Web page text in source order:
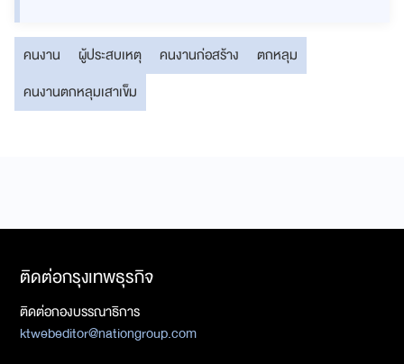
คนงาน ผู้ประสบเหตุ คนงานก่อสร้าง
ตกหลุม
คนงานตกหลุมเสาเข็ม
ติดต่อกรุงเทพธุรกิจ
ติดต่อกองบรรณาธิการ
ktwebeditor@nationgroup.com